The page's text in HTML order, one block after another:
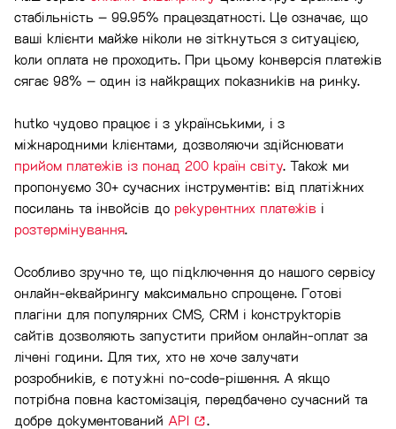
стабільність – 99.95% працездатності. Це означає, що
ваші клієнти майже ніколи не зіткнуться з ситуацією,
коли оплата не проходить. При цьому конверсія платежів
сягає 98% – один із найкращих показників на ринку.
hutko чудово працює і з українськими, і з
міжнародними клієнтами, дозволяючи здійснювати
прийом платежів із понад 200 країн світу. Також ми
пропонуємо 30+ сучасних інструментів: від платіжних
посилань та інвойсів до рекурентних платежів і
розтермінування.
Особливо зручно те, що підключення до нашого сервісу
онлайн-еквайрингу максимально спрощене. Готові
плагіни для популярних CMS, CRM і конструкторів
сайтів дозволяють запустити прийом онлайн-оплат за
лічені години. Для тих, хто не хоче залучати
розробників, є потужні no-code-рішення. А якщо
потрібна повна кастомізація, передбачено сучасний та
добре документований API .